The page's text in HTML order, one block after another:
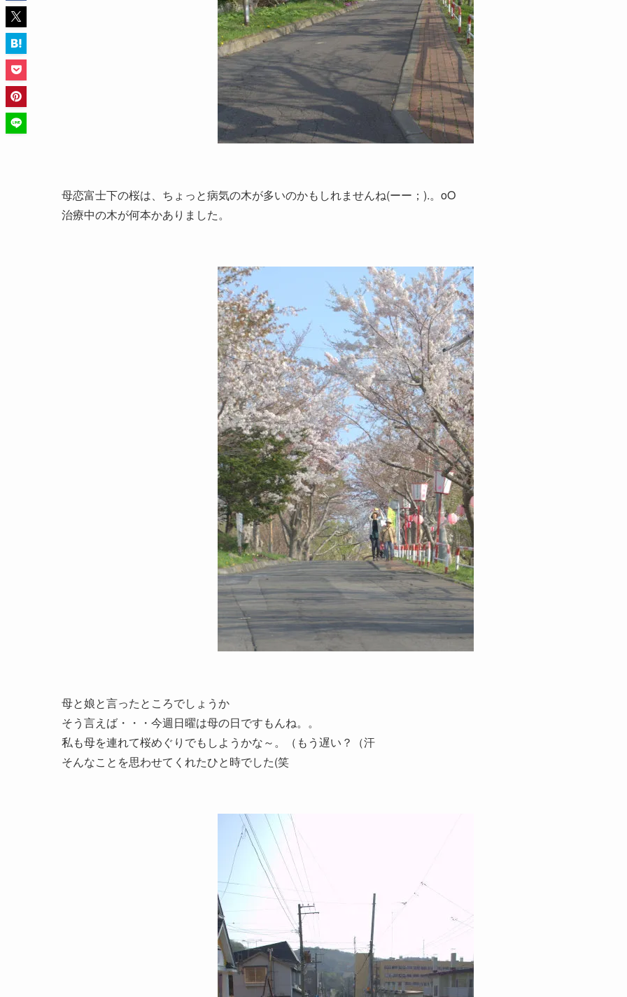
母恋富士下の桜は、ちょっと病気の木が多いのかもしれませんね(ーー；).。oO
治療中の木が何本かありました。
母と娘と言ったところでしょうか
そう言えば・・・今週日曜は母の日ですもんね。。
私も母を連れて桜めぐりでもしようかな～。（もう遅い？（汗
そんなことを思わせてくれたひと時でした(笑